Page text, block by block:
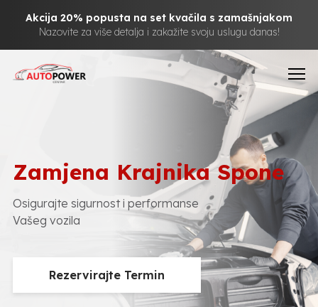
Akcija 20% popusta na set kvačila s zamašnjakom
Nazovite za više detalja i zakažite svoju uslugu danas!
Zamjena Krajnika Spone
Osigurajte sigurnost i performanse
Vašeg vozila
Rezervirajte Termin